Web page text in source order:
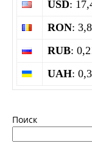
USD:
RON:
RUB:
UAH:
Поиск